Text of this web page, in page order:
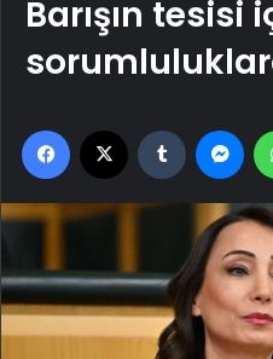
Barışın tesisi
Facebook Tumblr